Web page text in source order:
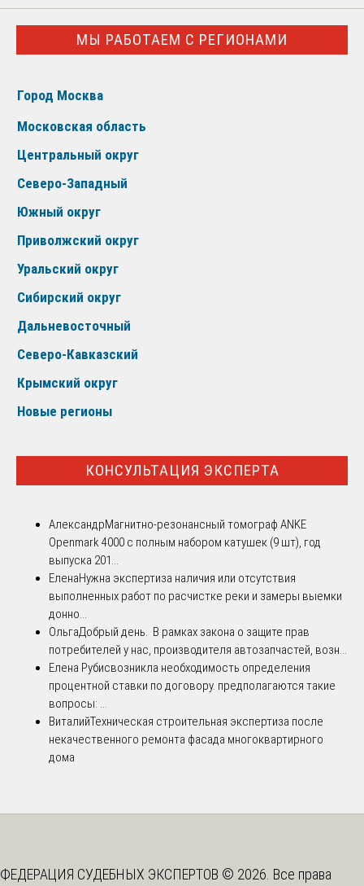
МЫ РАБОТАЕМ С РЕГИОНАМИ
Город Москва
Московская область
Центральный округ
Северо-Западный
Южный округ
Приволжский округ
Уральский округ
Сибирский округ
Дальневосточный
Северо-Кавказский
Крымский округ
Новые регионы
КОНСУЛЬТАЦИЯ ЭКСПЕРТА
АлександрМагнитно-резонансный томограф ANKE
Openmark 4000 с полным набором катушек (9 шт), год
выпуска 201...
ЕленаНужна экспертиза наличия или отсутствия
выполненных работ по расчистке реки и замеры выемки
донно...
ОльгаДобрый день. В рамках закона о защите прав
потребителей у нас, производителя автозапчастей, возн...
Елена Рубисвозникла необходимость определения
процентной ставки по договору. предполагаются такие
вопросы: ...
ВиталийТехническая строительная экспертиза после
некачественного ремонта фасада многоквартирного
дома
ФЕДЕРАЦИЯ СУДЕБНЫХ ЭКСПЕРТОВ © 2026. Все права